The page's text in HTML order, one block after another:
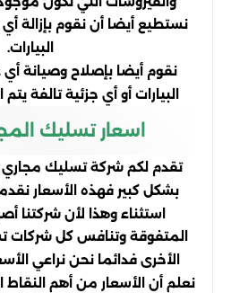
نستطيع أيضا أن نقوم بإزالة
البيارات.
نقوم أيضا بإصلاح وصيانة
البيارات أو أي جزئية تالفة
اسعار تسليك
تقدم لكم شركة تسليك مجاري
بشكل كبير فهذه الأسعار
استثناء وهذا لأن شركتنا
المتفوقة وتنافس كل شركات
الأخرى فدائما نحن نراعي
نعلم أن الأسعار من أهم النقاط